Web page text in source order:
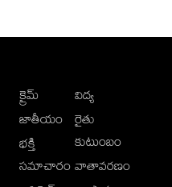
క్రైమ్
జాతీయం
భక్తి
సమాచారం
విద్య
రైతు
కుటుంబం
వాతావరణం